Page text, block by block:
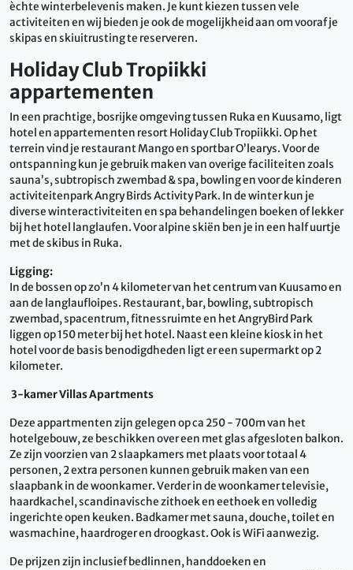
èchte winterbelevenis maken. Je kunt kiezen tussen vele
activiteiten en wij bieden je ook de mogelijkheid aan om vooraf je
skipas en skiuitrusting te reserveren.
Holiday Club Tropiikki
appartementen
In een prachtige, bosrijke omgeving tussen Ruka en Kuusamo, ligt
hotel en appartementen resort Holiday Club Tropiikki. Op het
terrein vind je restaurant Mango en sportbar O’learys. Voor de
ontspanning kun je gebruik maken van overige faciliteiten zoals
sauna’s, subtropisch zwembad & spa, bowling en voor de kinderen
activiteitenpark Angry Birds Activity Park. In de winter kun je
diverse winteractiviteiten en spa behandelingen boeken of lekker
bij het hotel langlaufen. Voor alpine skiën ben je in een half uurtje
met de skibus in Ruka.
Ligging:
In de bossen op zo’n 4 kilometer van het centrum van Kuusamo en
aan de langlaufloipes. Restaurant, bar, bowling, subtropisch
zwembad, spacentrum, fitnessruimte en het AngryBird Park
liggen op 150 meter bij het hotel. Naast een kleine kiosk in het
hotel voor de basis benodigdheden ligt er een supermarkt op 2
kilometer.
3-kamer Villas Apartments
Deze appartmenten zijn gelegen op ca 250 - 700m van het
hotelgebouw, ze beschikken over een met glas afgesloten balkon.
Ze zijn voorzien van 2 slaapkamers met plaats voor totaal 4
personen, 2 extra personen kunnen gebruik maken van een
slaapbank in de woonkamer. Verder in de woonkamer televisie,
haardkachel, scandinavische zithoek en eethoek en volledig
ingerichte open keuken. Badkamer met sauna, douche, toilet en
wasmachine, haardroger en droogkast. Ook is WiFi aanwezig.
De prijzen zijn inclusief bedlinnen, handdoeken en